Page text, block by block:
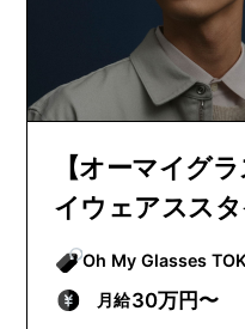
【オーマイグ
イウェアスス
月給30万円〜